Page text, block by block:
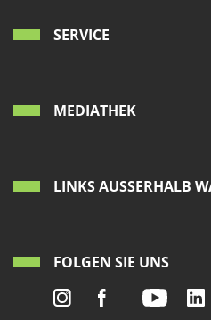
SERVICE
MEDIATHEK
LINKS AUSSERHALB
FOLGEN SIE UNS